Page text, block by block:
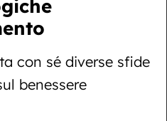
con sé diverse sfide
benessere